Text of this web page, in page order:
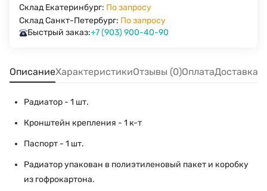
Склад Екатеринбург: По запросу
Склад Санкт-Петербург: По запросу
Быстрый заказ:+7 (903) 900-40-90
ОписаниеХарактеристикиОтзывы (0)ОплатаДоставка
Радиатор - 1 шт.
Кронштейн крепления - 1 к-т
Паспорт - 1 шт.
Радиатор упакован в полиэтиленовый пакет и коробку
из гофрокартона.